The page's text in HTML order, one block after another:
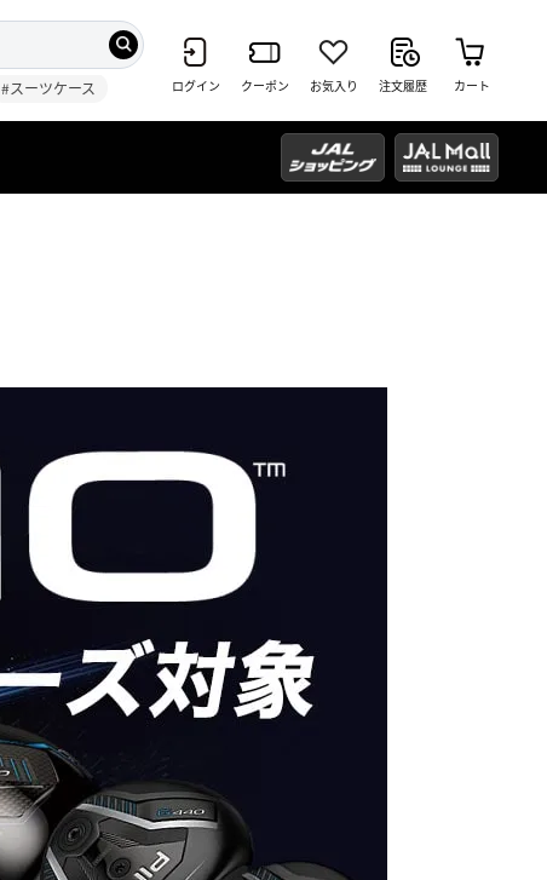
#スーツケース ログイン クーポン お気入り 注文履歴 カート